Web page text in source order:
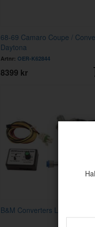
68-69 Camaro Coupe /
Daytona
Artnr: OER-K62844
8399 kr
B&M Converters Lockup GM